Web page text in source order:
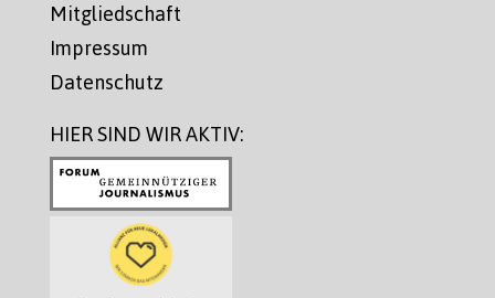
Mitgliedschaft
Impressum
Datenschutz
HIER SIND WIR AKTIV: